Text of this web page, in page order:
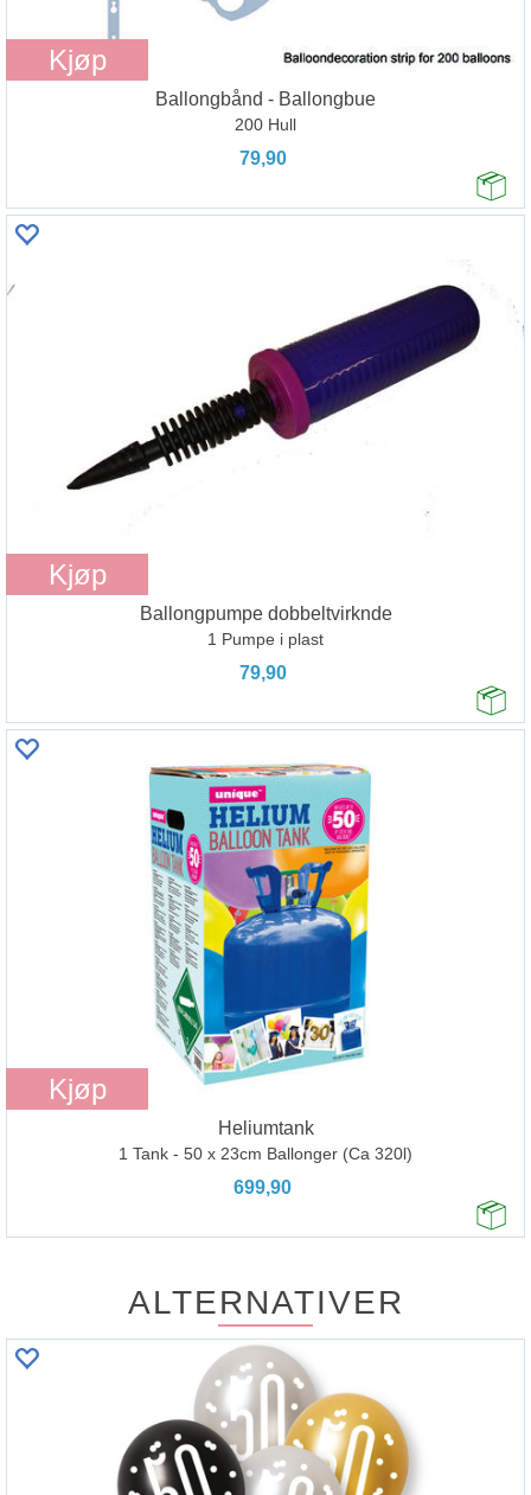
Kjøp
Ballongbånd - Ballongbue
200 Hull
79,90
Kjøp
Ballongpumpe dobbeltvirknde
1 Pumpe i plast
79,90
Kjøp
Heliumtank
1 Tank - 50 x 23cm Ballonger (Ca 320l)
699,90
ALTERNATIVER